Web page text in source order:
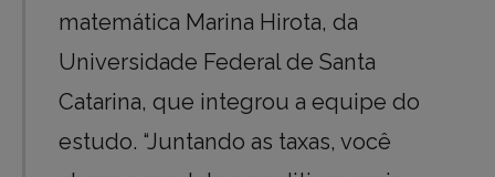
matemática Marina Hirota, da
Universidade Federal de Santa
Catarina, que integrou a equipe do
estudo. “Juntando as taxas, você